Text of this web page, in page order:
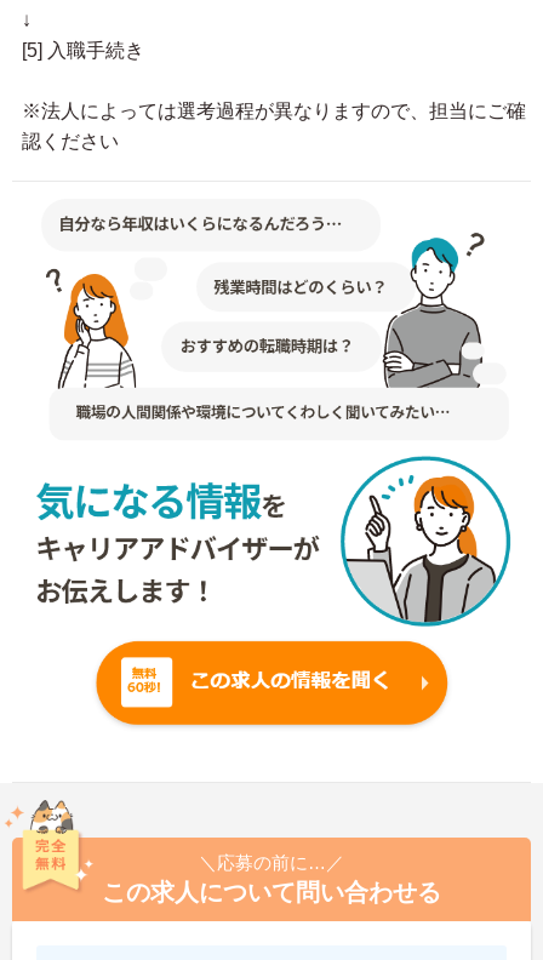
↓
[5] 入職手続き
※法人によっては選考過程が異なりますので、担当にご確
認ください
＼応募の前に…／
この求人について問い合わせる